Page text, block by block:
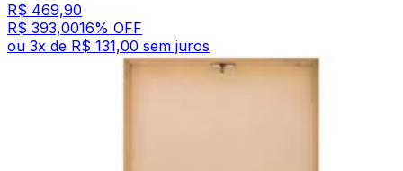
R$ 469,90
R$ 393,0016% OFF
ou 3x de R$ 131,00 sem juros